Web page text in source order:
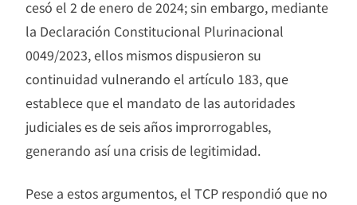
cesó el 2 de enero de 2024; sin embargo, mediante
la Declaración Constitucional Plurinacional
0049/2023, ellos mismos dispusieron su
continuidad vulnerando el artículo 183, que
establece que el mandato de las autoridades
judiciales es de seis años improrrogables,
generando así una crisis de legitimidad.
Pese a estos argumentos, el TCP respondió que no